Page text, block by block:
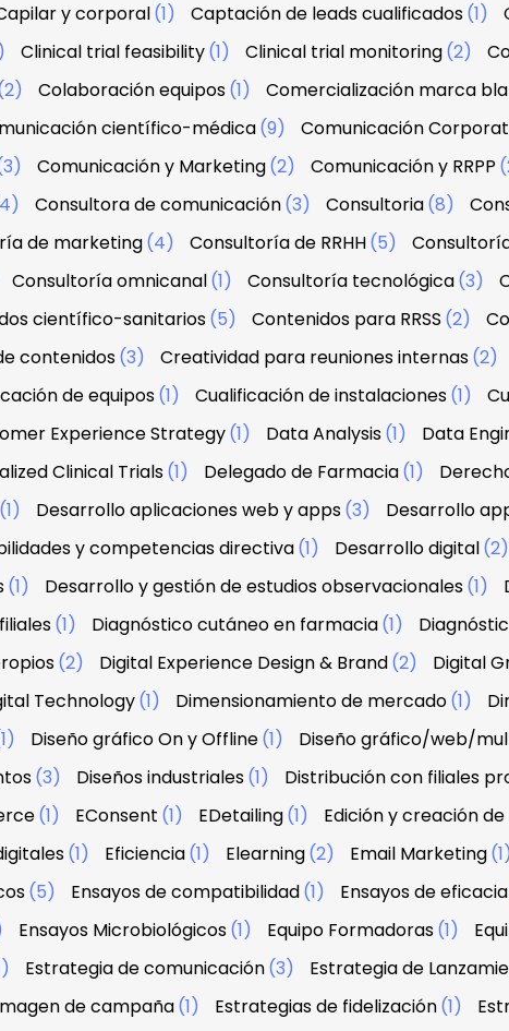
y corporal(1) Captación de leads cualificados(1)
Clinical trial feasibility(1) Clinical trial monitoring(2)
Colaboración equipos(1) Comercialización marca
científico-médica(9) Comunicación
Comunicación y Marketing(2) Comunicación y RRPP
Consultora de comunicación(3) Consultoria(8)
de marketing(4) Consultoría de RRHH(5)
Consultoría omnicanal(1) Consultoría tecnológica(3)
científico-sanitarios(5) Contenidos para RRSS (2)
contenidos(3) Creatividad para reuniones internas(2)
de equipos(1) Cualificación de instalaciones(1)
Experience Strategy(1) Data Analysis(1) Data
Clinical Trials(1) Delegado de Farmacia(1)
(1) Desarrollo aplicaciones web y apps(3) Desarrollo
y competencias directiva(1) Desarrollo digital(2)
(1) Desarrollo y gestión de estudios observacionales(1)
(1) Diagnóstico cutáneo en farmacia(1)
(2) Digital Experience Design & Brand(2) Digital
Technology(1) Dimensionamiento de mercado(1)
Diseño gráfico On y Offline(1) Diseño gráfico/web/
(3) Diseños industriales(1) Distribución con filiales
(1) EConsent (1) EDetailing(1) Edición y creación
(1) Eficiencia(1) Elearning(2) Email Marketing(1)
(5) Ensayos de compatibilidad(1) Ensayos de eficacia
Ensayos Microbiológicos(1) Equipo Formadoras(1)
Estrategia de comunicación(3) Estrategia de
de campaña(1) Estrategias de fidelización(1)